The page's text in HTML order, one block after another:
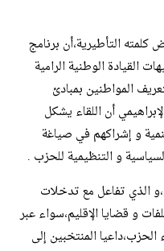
التأطيرية،أن برنامج
القيادة الوطنية الرامية
المواطنين بمبادئ
أن اللقاء يشكل
و إشراكهم في صياغة
و التنظيمية للحزب .
الذي تفاعل مع تدخلات
و قضايا الإقليم،سواء عبر
المنتخبين إلى